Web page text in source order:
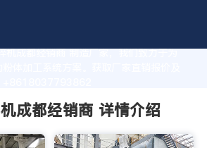
机成都经销商 制造厂家，我们致力于为
体加工系统方案。获取厂家直销报价及
成都经销商 详情介绍